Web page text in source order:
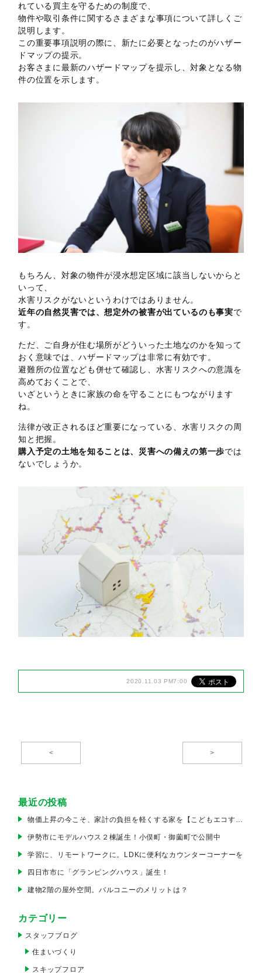
れている買主を守るための制度で、
物件や取引条件に関するさまざまな事項について詳しくご
説明します。
この重要事項説明の際に、新たに必要となったのがハザー
ドマップの提示。
お客さまに最新のハザードマップを提示し、対象となる物
件の位置を示します。
もちろん、対象の物件が浸水想定区域に該当しないからと
いって、
水害リスクがないというわけではありません。
近年の自然災害では、想定外の被害が出ているのも事実で
す。
ただ、ご自身が住む場所がどういった土地なのかを知って
おく意味では、ハザードマップは非常に有効です。
避難所の位置なども併せて確認し、水害リスクへの意識を
高めておくことで、
いざというときに家族の命を守ることにもつながります
ね。
法律が改正されるほど重要になっている、水害リスクの周
知と把握。
購入予定の土地を知ることは、災害への備えの第一歩では
ないでしょうか。
2020.11.03 PM7:00
< >
最近の投稿
物価上昇の今こそ、家計の負担を軽くする家を【こどもエコすまい支援事業】
伊勢市にモデルハウス２棟誕生！小俣町・御薗町で公開中
学習に、リモートワークに。LDKに便利なカウンターコーナーを
四日市市に「グランピングハウス」誕生！
建物2階の屋外空間。バルコニーのメリットは？
カテゴリー
スタッフブログ
住まいづくり
スキップフロア